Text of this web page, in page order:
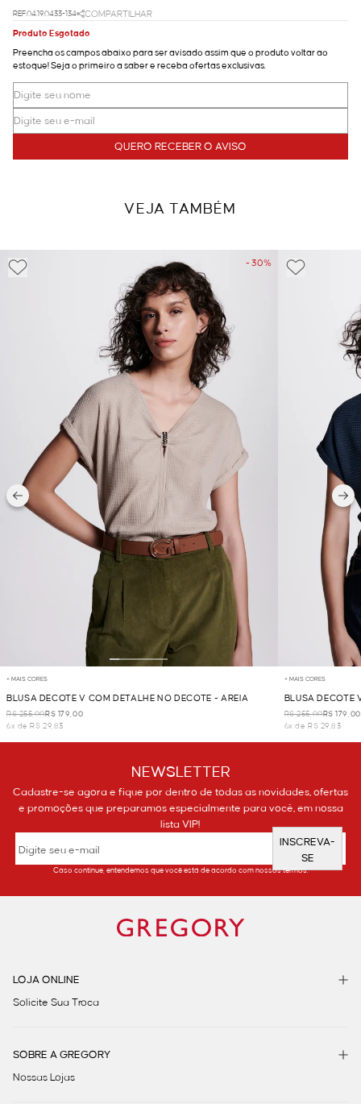
REF.04.19.0433-134
COMPARTILHAR
Produto Esgotado
Preencha os campos abaixo para ser avisado assim que o produto voltar ao
estoque! Seja o primeiro a saber e receba ofertas exclusivas.
QUERO RECEBER O AVISO
VEJA TAMBÉM
- 30%
+ MAIS CORES
BLUSA DECOTE V COM DETALHE NO DECOTE - AREIA
R$ 255,00R$ 179,00
6x de R$ 29,83
+ MAIS CORES
BLUSA DECOTE
R$ 255,00R$ 179,00
6x de R$ 29,83
NEWSLETTER
Cadastre-se agora e fique por dentro de todas as novidades, ofertas
e promoções que preparamos especialmente para você, em nossa
lista VIP!
INSCREVA-
SE
Caso continue, entendemos que você está de acordo com nossos termos.
LOJA ONLINE
Solicite Sua Troca
SOBRE A GREGORY
Nossas Lojas